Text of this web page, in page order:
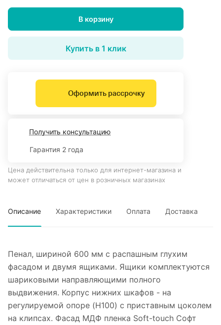
В корзину
Купить в 1 клик
Оформить рассрочку
Получить консультацию
Гарантия 2 года
Цена действительна только для интернет-магазина и
может отличаться от цен в розничных магазинах
Описание Характеристики Оплата Доставка
Пенал, шириной 600 мм с распашным глухим
фасадом и двумя ящиками. Ящики комплектуются
шариковыми направляющими полного
выдвижения. Корпус нижних шкафов - на
регулируемой опоре (H100) с приставным цоколем
на клипсах. Фасад МДФ пленка Soft-touch Софт